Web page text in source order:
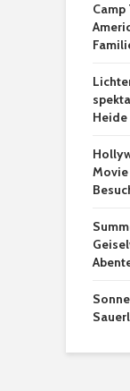
Camp
Heide